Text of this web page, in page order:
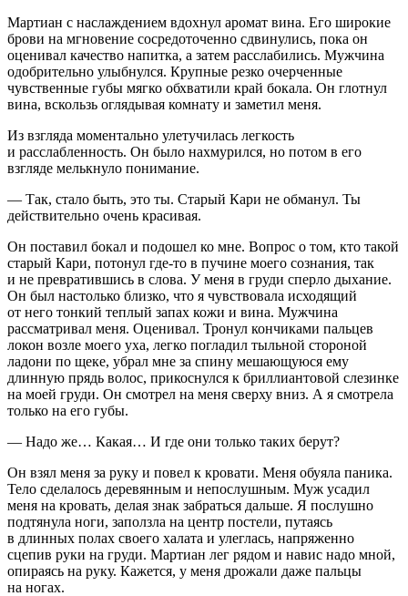
Мартиан с наслаждением вдохнул аромат вина. Его широкие
брови на мгновение сосредоточенно сдвинулись, пока он
оценивал качество напитка, а затем расслабились. Мужчина
одобрительно улыбнулся. Крупные резко очерченные
чувственные губы мягко обхватили край бокала. Он глотнул
вина, вскользь оглядывая комнату и заметил меня.
Из взгляда моментально улетучилась легкость
и расслабленность. Он было нахмурился, но потом в его
взгляде мелькнуло понимание.
— Так, стало быть, это ты. Старый Кари не обманул. Ты
действительно очень красивая.
Он поставил бокал и подошел ко мне. Вопрос о том, кто такой
старый Кари, потонул где-то в пучине моего сознания, так
и не превратившись в слова. У меня в груди сперло дыхание.
Он был настолько близко, что я чувствовала исходящий
от него тонкий теплый запах кожи и вина. Мужчина
рассматривал меня. Оценивал. Тронул кончиками пальцев
локон возле моего уха, легко погладил тыльной стороной
ладони по щеке, убрал мне за спину мешающуюся ему
длинную прядь волос, прикоснулся к бриллиантовой слезинке
на моей груди. Он смотрел на меня сверху вниз. А я смотрела
только на его губы.
— Надо же… Какая… И где они только таких берут?
Он взял меня за руку и повел к кровати. Меня обуяла паника.
Тело сделалось деревянным и непослушным. Муж усадил
меня на кровать, делая знак забраться дальше. Я послушно
подтянула ноги, заползла на центр постели, путаясь
в длинных полах своего халата и улеглась, напряженно
сцепив руки на груди. Мартиан лег рядом и навис надо мной,
опираясь на руку. Кажется, у меня дрожали даже пальцы
на ногах.